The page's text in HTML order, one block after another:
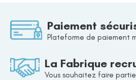
Paiement
Plateforme de paiement
La Fabrique
Vous souhaitez faire